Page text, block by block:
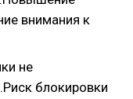
внимания к
не
блокировки